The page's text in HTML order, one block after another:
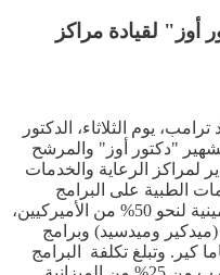
أوز" لقيادة مراكز
يوم الثلاثاء، الدكتور
"دكتور أوز" والمرشح
لمراكز الرعاية والخدمات
الطبية على البرامج
التأمينية الصحية والتي توفر تغطية تأمينية لنحو 50% من الأميركيين،
وميدسيد) وبرامج
كير. وتبلغ تكلفة البرامج